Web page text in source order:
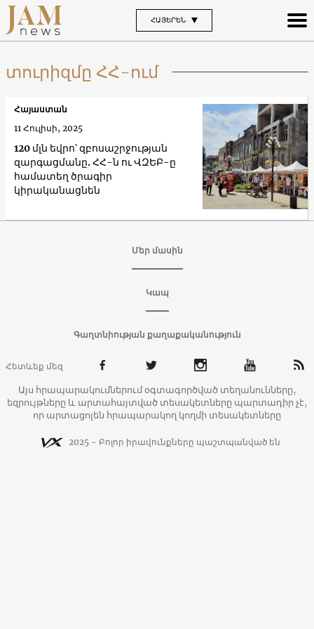
ՀԱՅԵՐԵՆ
տուրիզմը ՀՀ-ում
120 մլն եվրո՝ զբոսաշրջության
զարգացմանը. ՀՀ-ն ու ՎԶԵԲ-ը
համատեղ ծրագիր
կիրականացնեն
Հայաստան
11 Հուլիսի, 2025
Մեր մասին
Կապ
Գաղտնիության քաղաքականություն
Հետևեք մեզ
Այս հրապարակումներում օգտագործված տեղանունները,
եզրույթները և արտահայտված տեսակետները պարտադիր չէ,
որ արտացոլեն հրապարակող կողմի տեսակետները
2025 - Բոլոր իրավունքները պաշտպանված են